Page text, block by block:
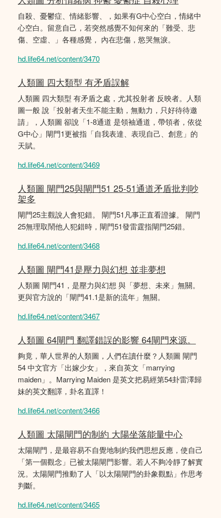
自殺、憂鬱症、情緒影響、，如果有G中心空白，情緒中
心空白。留意自己，若突然感覺不知何來的「難受、悲
傷、空虛、」各種感覺， 內在悲傷，慾哭無淚。
hd.life64.net/content/3470
人類圖 四大類型 有矛盾誤解
人類圖 四大類型 有矛盾之處，尤其投射者 反映者。人類
圖一般 說「投射者天生不能主動，無動力，只好待待邀
請」，人類圖 卻說「1-8通道 是領袖通道，帶領者，依從
G中心」閘門1更被指「自我表達、表現自己、創意」的
天賦。
hd.life64.net/content/3469
人類圖 閘門25與閘門51 25-51通道矛盾批判吵
架多
閘門25主觀說人會犯錯。 閘門51凡事正直看證據。 閘門
25無理取鬧他人犯錯時，閘門51發雷霆指閘門25錯。
hd.life64.net/content/3468
人類圖 閘門41是壓力與幻想 並非夢想
人類圖 閘門41，是壓力與幻想 與「夢想、未來」無關。
更與官方說的「閘門41.1是新的流年」無關。
hd.life64.net/content/3467
人類圖 64閘門 翻譯錯誤的影響 64閘門來源。
夠竟，華人世界的人類圖，人們在讀什麼？人類圖 閘門
54 中文官方「出嫁少女」，來自英文「marrying
maiden」。Marrying Maiden 是英文把易經第54卦雷澤歸
妹的英文翻譯，卦名直譯！
hd.life64.net/content/3466
人類圖 太陽閘門的制約 大陽坐落能量中心
太陽閘門，是最容易不自覺地制約我們思想反應，使自己
「第一個觀念」已被太陽閘門影響。若人不夠冷靜了解實
況。太陽閘門推動了人「以太陽閘門的卦象觀點」作思考
判斷。
hd.life64.net/content/3465